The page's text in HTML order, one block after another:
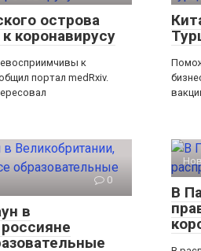
острова
коронавирусу
к
портал medRxiv.
0
в
В